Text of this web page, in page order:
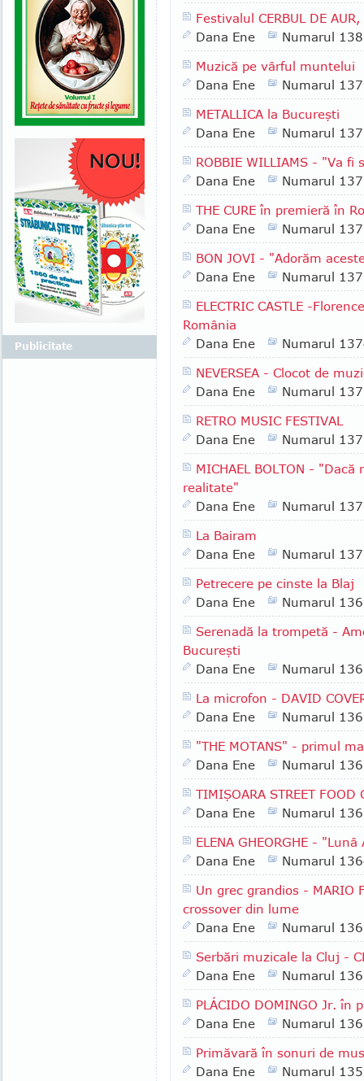
Festivalul CERBUL DE
Dana Ene
Numarul
Muzică pe vârful muntelui
Dana Ene
Numarul
METALLICA la Bucureşti
Dana Ene
Numarul
ROBBIE WILLIAMS - "Va
Dana Ene
Numarul
THE CURE în premieră în
Dana Ene
Numarul
BON JOVI - "Adorăm
Dana Ene
Numarul
ELECTRIC CASTLE -
România
Dana Ene
Numarul
NEVERSEA - Clocot de
Dana Ene
Numarul
RETRO MUSIC FESTIVAL
Dana Ene
Numarul
MICHAEL BOLTON -
realitate"
Dana Ene
Numarul
La Bairam
Dana Ene
Numarul
Petrecere pe cinste la Blaj
Dana Ene
Numarul
Serenadă la trompetă -
Bucureşti
Dana Ene
Numarul
La microfon - DAVID
Dana Ene
Numarul
"THE MOTANS" - primul
Dana Ene
Numarul
TIMIŞOARA STREET FOOD
Dana Ene
Numarul
ELENA GHEORGHE - "Lunâ
Dana Ene
Numarul
Un grec grandios - MARIO
crossover din lume
Dana Ene
Numarul
Serbări muzicale la Cluj -
Dana Ene
Numarul
PLÁCIDO DOMINGO Jr. în
Dana Ene
Numarul
Primăvară în sonuri de
Dana Ene
Numarul
Publicitate